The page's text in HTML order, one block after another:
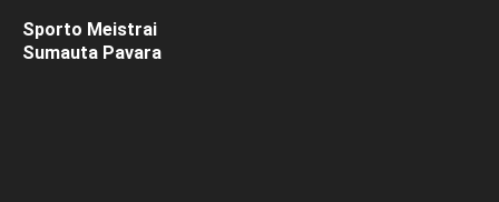
Sporto Meistrai
Sumauta Pavara